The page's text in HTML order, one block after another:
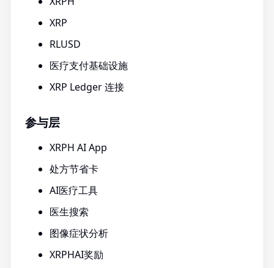
XRP
RLUSD
医疗支付基础设施
XRP Ledger 连接
参与层
XRPH AI App
处方节省卡
AI医疗工具
医生搜索
图像症状分析
XRPHAI奖励